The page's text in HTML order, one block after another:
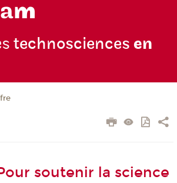
technosciences en
soutenir la science